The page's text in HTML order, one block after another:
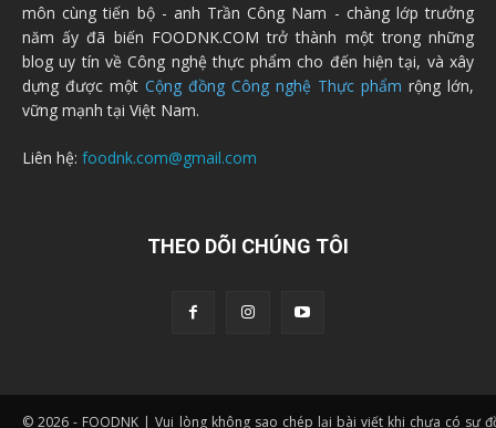
môn cùng tiến bộ - anh Trần Công Nam - chàng lớp trưởng
năm ấy đã biến FOODNK.COM trở thành một trong những
blog uy tín về Công nghệ thực phẩm cho đến hiện tại, và xây
dựng được một Cộng đồng Công nghệ Thực phẩm rộng lớn,
vững mạnh tại Việt Nam.
Liên hệ: foodnk.com@gmail.com
THEO DÕI CHÚNG TÔI
© 2026 - FOODNK | Vui lòng không sao chép lại bài viết khi chưa có sự